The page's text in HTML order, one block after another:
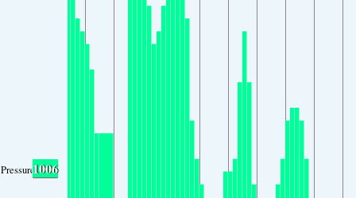
Pressure1006